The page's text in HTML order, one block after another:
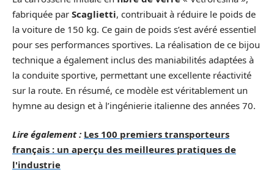
fabriquée par Scaglietti, contribuait à réduire le poids de
la voiture de 150 kg. Ce gain de poids s’est avéré essentiel
pour ses performances sportives. La réalisation de ce bijou
technique a également inclus des maniabilités adaptées à
la conduite sportive, permettant une excellente réactivité
sur la route. En résumé, ce modèle est véritablement un
hymne au design et à l’ingénierie italienne des années 70.
Lire également : Les 100 premiers transporteurs
français : un aperçu des meilleures pratiques de
l'industrie